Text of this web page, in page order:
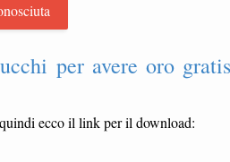
per avere oro gratis
ecco il link per il download: